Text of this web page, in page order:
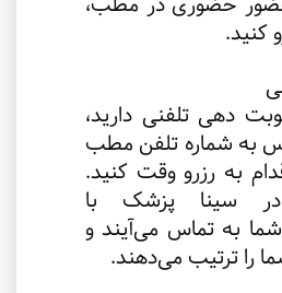
کنید.
دهی تلفنی دارید،
به شماره تلفن مطب
به رزرو وقت کنید.
در سینا پزشک با
به تماس می‌آیند و
را ترتیب می‌دهند.